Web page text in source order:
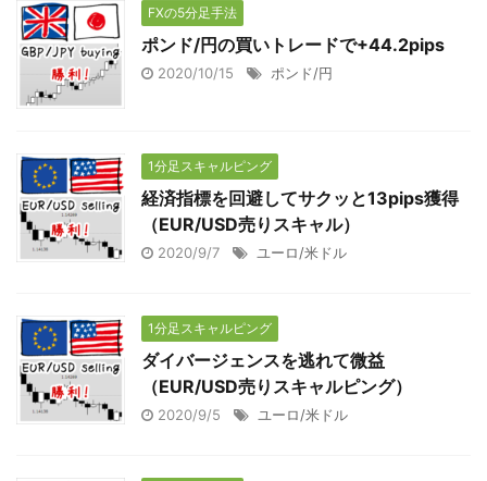
FXの5分足手法
ポンド/円の買いトレードで+44.2pips
2020/10/15 ポンド/円
1分足スキャルピング
経済指標を回避してサクッと13pips獲得
（EUR/USD売りスキャル）
2020/9/7 ユーロ/米ドル
1分足スキャルピング
ダイバージェンスを逃れて微益
（EUR/USD売りスキャルピング）
2020/9/5 ユーロ/米ドル